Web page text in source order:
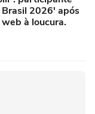
2026' após
à loucura.